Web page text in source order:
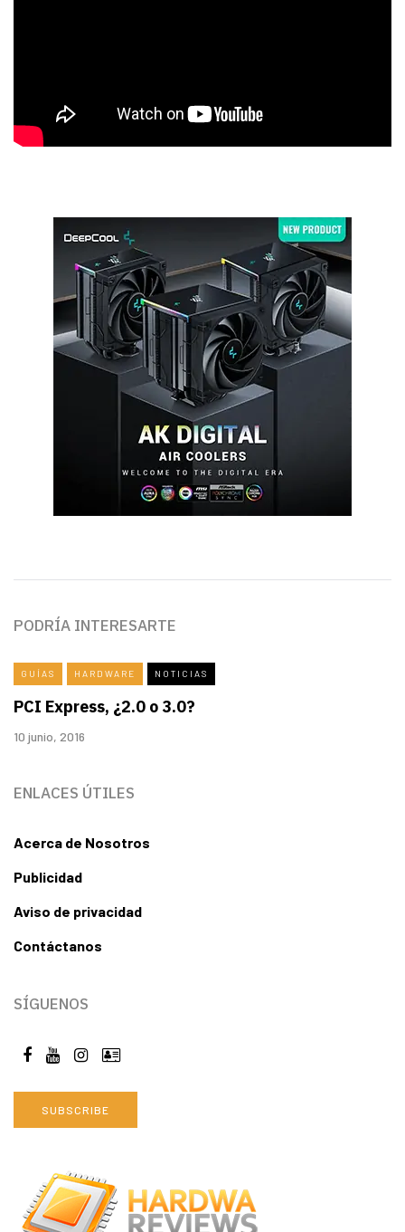
PODRÍA INTERESARTE
GUÍAS HARDWARE NOTICIAS
PCI Express, ¿2.0 o 3.0?
10 junio, 2016
ENLACES ÚTILES
Acerca de Nosotros
Publicidad
Aviso de privacidad
Contáctanos
SÍGUENOS
SUBSCRIBE